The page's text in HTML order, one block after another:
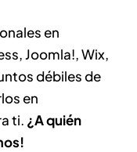
en
Joomla!, Wix,
débiles de
en
ti. ¿A quién